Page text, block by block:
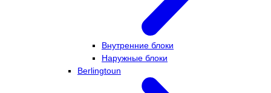
Внутренние блоки
Наружные блоки
Berlingtoun